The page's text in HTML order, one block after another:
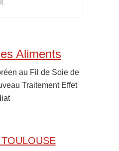
Aliments
au Fil de Soie de
Traitement Effet